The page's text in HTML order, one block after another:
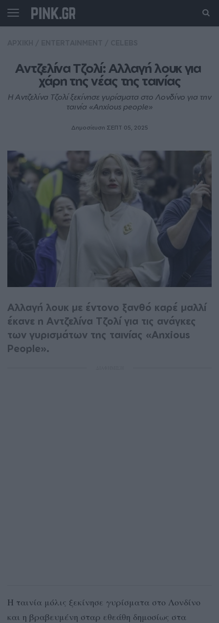
Αντζελίνα Τζολί: Αλλαγή λουκ για
χάρη της νέας της ταινίας
Η Αντζελίνα Τζολί ξεκίνησε γυρίσματα στο Λονδίνο για την
ταινία «Anxious people»
Δημοσίευση ΣΕΠΤ 05, 2025
Αλλαγή λουκ με έντονο ξανθό καρέ μαλλί
έκανε η Αντζελίνα Τζολί για τις ανάγκες
των γυρισμάτων της ταινίας «Anxious
People».
Η ταινία μόλις ξεκίνησε γυρίσματα στο Λονδίνο
και η βραβευμένη σταρ εθεάθη δημοσίως στα